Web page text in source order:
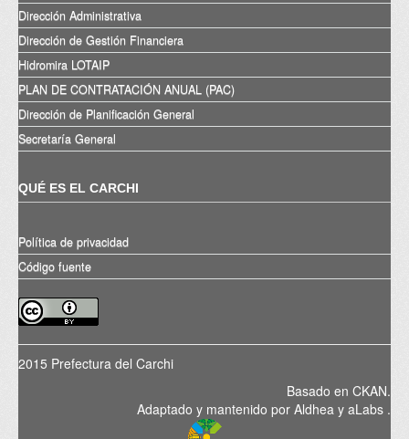
Dirección Administrativa
Dirección de Gestión Financiera
Hidromira LOTAIP
PLAN DE CONTRATACIÓN ANUAL (PAC)
Dirección de Planificación General
Secretaría General
QUÉ ES EL CARCHI
Política de privacidad
Código fuente
2015 Prefectura del Carchi
Basado en CKAN.
Adaptado y mantenido por Aldhea y aLabs .